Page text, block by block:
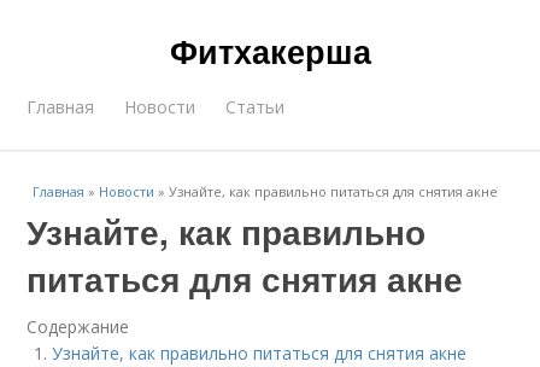
Фитхакерша
Главная Новости Статьи
Главная » Новости »Узнайте, как правильно питаться для снятия акне
Узнайте, как правильно
питаться для снятия акне
Содержание
Узнайте, как правильно питаться для снятия акне